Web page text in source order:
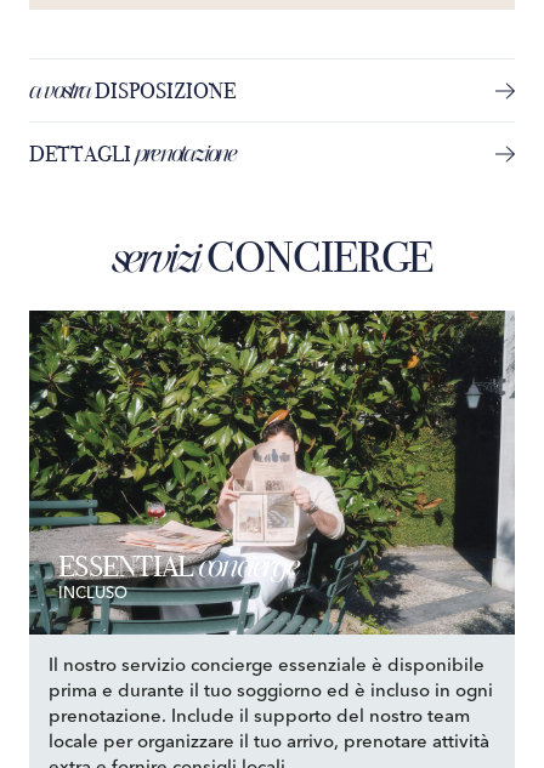
a vostraDISPOSIZIONE
DETTAGLIprenotazione
serviziCONCIERGE
ESSENTIALconcierge
INCLUSO
Il nostro servizio concierge essenziale è disponibile
prima e durante il tuo soggiorno ed è incluso in ogni
prenotazione. Include il supporto del nostro team
locale per organizzare il tuo arrivo, prenotare attività